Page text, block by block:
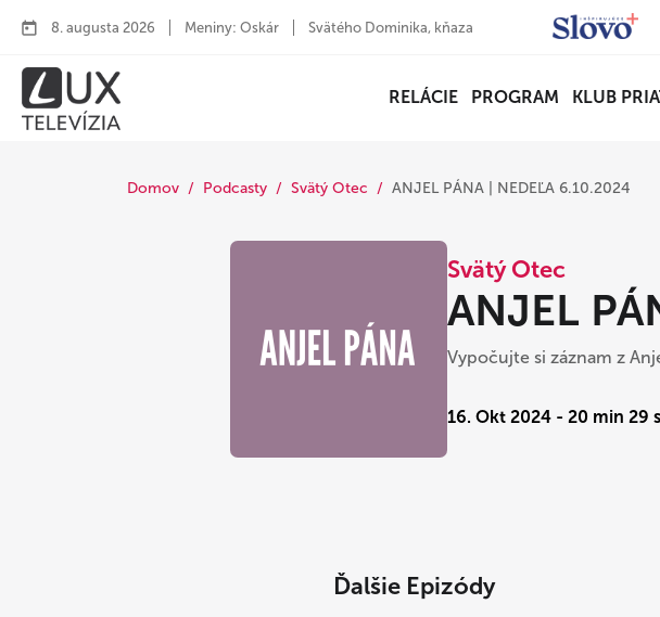
8. augusta 2026 Meniny: Oskár Svätého Dominika, kňaza
RELÁCIE PROGRAM KLUB
Domov Podcasty Svätý Otec ANJEL PÁNA | NEDEĽA 6.10.2024
Svätý Otec
ANJEL
Vypočujte si záznam z
16. Okt 2024 - 20 min 29
Ďalšie Epizódy